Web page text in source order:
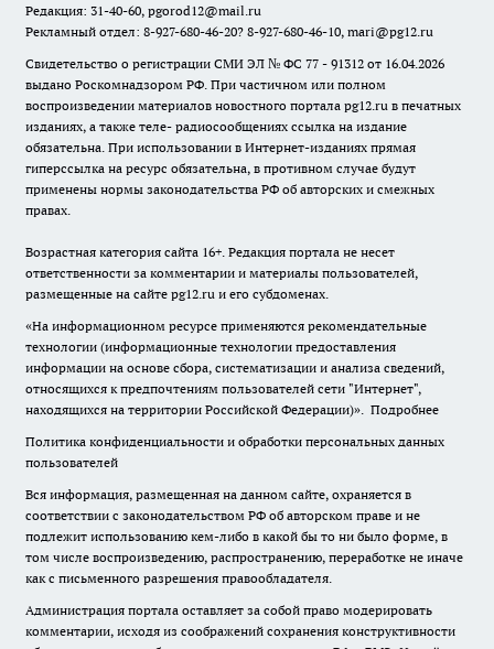
Редакция: 31-40-60, pgorod12@mail.ru
Рекламный отдел: 8-927-680-46-20? 8-927-680-46-10, mari@pg12.ru
Свидетельство о регистрации СМИ ЭЛ № ФС 77 - 91312 от 16.04.2026
выдано Роскомнадзором РФ. При частичном или полном
воспроизведении материалов новостного портала pg12.ru в печатных
изданиях, а также теле- радиосообщениях ссылка на издание
обязательна. При использовании в Интернет-изданиях прямая
гиперссылка на ресурс обязательна, в противном случае будут
применены нормы законодательства РФ об авторских и смежных
правах.
Возрастная категория сайта 16+. Редакция портала не несет
ответственности за комментарии и материалы пользователей,
размещенные на сайте pg12.ru и его субдоменах.
«На информационном ресурсе применяются рекомендательные
технологии (информационные технологии предоставления
информации на основе сбора, систематизации и анализа сведений,
относящихся к предпочтениям пользователей сети "Интернет",
находящихся на территории Российской Федерации)». Подробнее
Политика конфиденциальности и обработки персональных данных
пользователей
Вся информация, размещенная на данном сайте, охраняется в
соответствии с законодательством РФ об авторском праве и не
подлежит использованию кем-либо в какой бы то ни было форме, в
том числе воспроизведению, распространению, переработке не иначе
как с письменного разрешения правообладателя.
Администрация портала оставляет за собой право модерировать
комментарии, исходя из соображений сохранения конструктивности